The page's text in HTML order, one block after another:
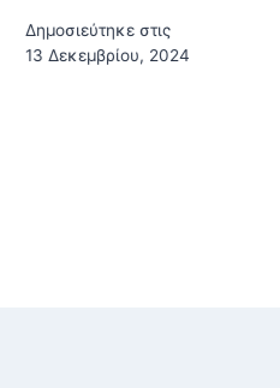
Δημοσιεύτηκε στις
13 Δεκεμβρίου, 2024